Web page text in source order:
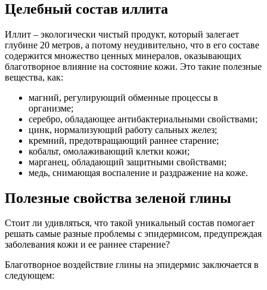
Целебный состав иллита
Иллит – экологически чистый продукт, который залегает
глубине 20 метров, а потому неудивительно, что в его составе
содержится множество ценных минералов, оказывающих
благотворное влияние на состояние кожи. Это такие полезные
вещества, как:
магний, регулирующий обменные процессы в
организме;
серебро, обладающее антибактериальными свойствами;
цинк, нормализующий работу сальных желез;
кремний, предотвращающий раннее старение;
кобальт, омолаживающий клетки кожи;
марганец, обладающий защитными свойствами;
медь, снимающая воспаление и раздражение на коже.
Полезные свойства зеленой глины
Стоит ли удивляться, что такой уникальный состав помогает
решать самые разные проблемы с эпидермисом, предупреждая
заболевания кожи и ее раннее старение?
Благотворное воздействие глины на эпидермис заключается в
следующем: